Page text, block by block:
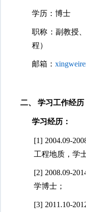
学历：博士
职称：副教授
程）
邮箱：
二、 学习工作经历
学习经历：
[1] 2004.09-
工程地质，学
[2] 2008.09-
学博士；
[3] 2011.10-